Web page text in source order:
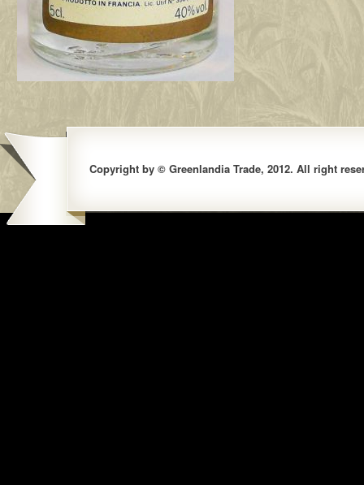
Copyright by © Greenlandia Trade, 2012. All right